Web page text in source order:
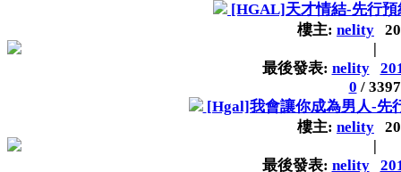
[HGAL]天才情結-先行預
樓主: nelity
最後發表: nelity
0 / 3397
[Hgal]我會讓你成為男人-先
樓主: nelity
最後發表: nelity